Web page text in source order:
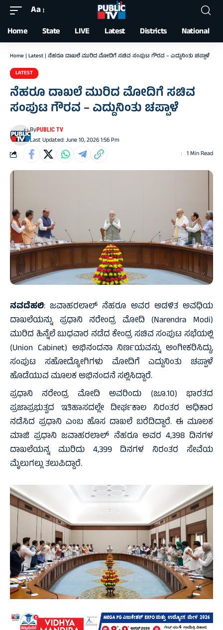
Font
Resizer
Aa
Home State LIVE Latest Districts National
Home | Latest | ನೆಹರೂ ದಾಖಲೆ ಮುರಿದ ಮೋದಿಗೆ ಸಚಿವ ಸಂಪುಟ ಗೌರವ – ಎದ್ದುನಿಂತು ಚಪ್ಪಾಳೆ
LATEST
ನೆಹರೂ ದಾಖಲೆ ಮುರಿದ ಮೋದಿಗೆ ಸಚಿವ
ಸಂಪುಟ ಗೌರವ – ಎದ್ದುನಿಂತು ಚಪ್ಪಾಳೆ
Last Updated: June 10, 2026 1:56 Pm
ByPUBLIC TV
1 Min Read
ನವದೆಹಲಿ: ಜವಾಹರಲಾಲ್ ನೆಹರೂ ಅವರ ಆಡಳಿತ ಅವಧಿಯ
ದಾಖಲೆಯನ್ನು ಪ್ರಧಾನಿ ನರೇಂದ್ರ ಮೋದಿ (Narendra Modi)
ಮುರಿದ ಹಿನ್ನೆಲೆ ಬುಧವಾರ ನಡೆದ ಕೇಂದ್ರ ಸಚಿವ ಸಂಪುಟ ಸಭೆಯಲ್ಲಿ
(Union Cabinet) ಅಭಿನಂದನಾ ನಿರ್ಣಯವನ್ನು ಅಂಗೀಕರಿಸಿದ್ದು,
ಸಂಪುಟ ಸಹೋದ್ಯೋಗಿಗಳು ಮೋದಿಗೆ ಎದ್ದುನಿಂತು ಚಪ್ಪಾಳೆ
ಹೊಡೆಯುವ ಮೂಲಕ ಅಭಿನಂದನೆ ಸಲ್ಲಿಸಿದ್ದಾರೆ.
ಪ್ರಧಾನಿ ನರೇಂದ್ರ ಮೋದಿ ಅವರಿಂದು (ಜೂ.10) ಭಾರತದ
ಪ್ರಜಾಪ್ರಭುತ್ವದ ಇತಿಹಾಸದಲ್ಲೇ ದೀರ್ಘಕಾಲ ನಿರಂತರ ಅಧಿಕಾರ
ನಡೆಸಿದ ಪ್ರಧಾನಿ ಎಂಬ ಹೊಸ ದಾಖಲೆ ಬರೆದಿದ್ದಾರೆ. ಈ ಮೂಲಕ
ಮಾಜಿ ಪ್ರಧಾನಿ ಜವಾಹರಲಾಲ್ ನೆಹರೂ ಅವರ 4,398 ದಿನಗಳ
ದಾಖಲೆಯನ್ನ ಮುರಿದು 4,399 ದಿನಗಳ ನಿರಂತರ ಸೇವೆಯ
ಮೈಲುಗಲ್ಲು ತಲುಪಿದ್ದಾರೆ.